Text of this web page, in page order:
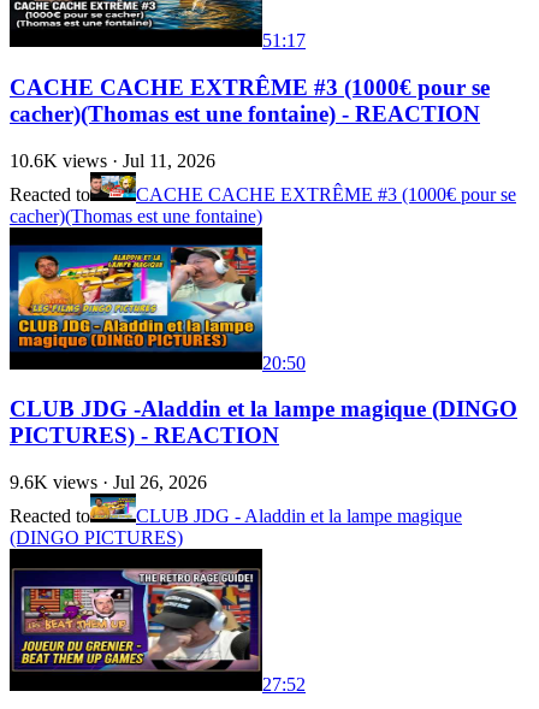
51:17
CACHE CACHE EXTRÊME #3 (1000€ pour se
cacher)(Thomas est une fontaine) - REACTION
10.6K views · Jul 11, 2026
Reacted to
CACHE CACHE EXTRÊME #3 (1000€ pour se
cacher)(Thomas est une fontaine)
20:50
CLUB JDG -Aladdin et la lampe magique (DINGO
PICTURES) - REACTION
9.6K views · Jul 26, 2026
Reacted to
CLUB JDG - Aladdin et la lampe magique
(DINGO PICTURES)
27:52